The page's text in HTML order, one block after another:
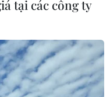
tại các công ty